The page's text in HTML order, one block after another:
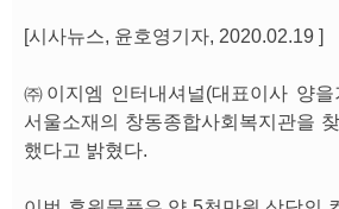
[시사뉴스, 윤호영기자, 2020.02.19 ]
㈜이지엠 인터내셔널(대표이사 양
서울소재의 창동종합사회복지관을
했다고 밝혔다.